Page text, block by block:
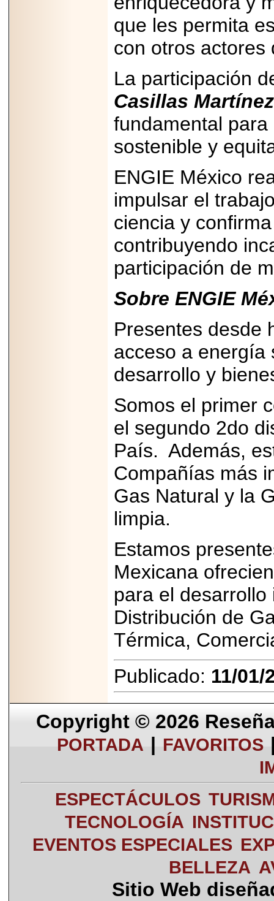
que les permita
con otros actores
La participación
Casillas
fundamental
sostenible y
ENGIE México
impulsar el
ciencia y
contribuyendo
participación de
Sobre ENGIE
Presentes desde
acceso a energía
desarrollo y
Somos el primer
el segundo 2do
País. Además,
Compañías más
Gas Natural y la
limpia.
Estamos
Mexicana
para el
Distribución de
Térmica,
Publicado: 11/01/
Copyright © 2026
PORTADA | FAVORITOS
ESPECTÁCULOS
TECNOLOGÍA
EVENTOS ESPECIALES
BELLEZA
Sitio Web